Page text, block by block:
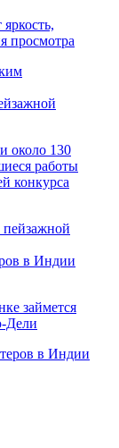
просмотра
около 130
работы
конкурса
в Индии
займется
Дели